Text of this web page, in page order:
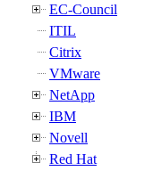
EC-Council
ITIL
Citrix
VMware
NetApp
IBM
Novell
Red Hat